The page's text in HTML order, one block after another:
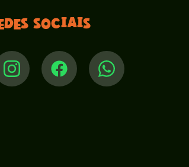
sociais